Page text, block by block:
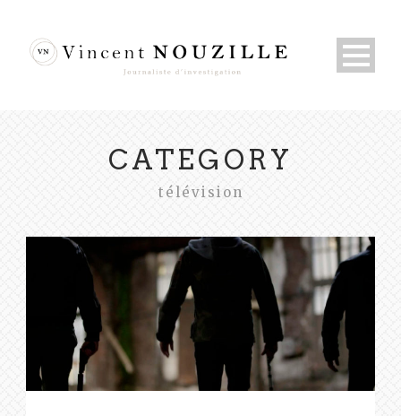
CATEGORY
télévision